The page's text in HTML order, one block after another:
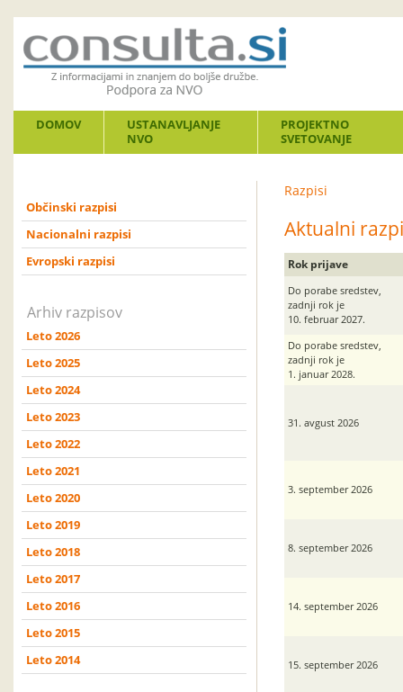
DOMOV
USTANAVLJANJE
NVO
PROJEKTNO
SVETOVANJE
Občinski razpisi
Nacionalni razpisi
Evropski razpisi
Arhiv razpisov
Leto 2026
Leto 2025
Leto 2024
Leto 2023
Leto 2022
Leto 2021
Leto 2020
Leto 2019
Leto 2018
Leto 2017
Leto 2016
Leto 2015
Leto 2014
Razpisi
Aktualni
Rok prijave
Do porabe sredstev,
zadnji rok je
10. februar 2027.
Do porabe sredstev,
zadnji rok je
1. januar 2028.
31. avgust 2026
3. september 2026
8. september 2026
14. september 2026
15. september 2026